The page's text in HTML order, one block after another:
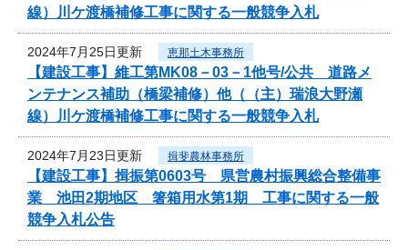
線）川ケ渡橋補修工事に関する一般競争入札
2024年7月25日更新 恵那土木事務所
【建設工事】維工第MK08－03－1他号/公共 道路メ
ンテナンス補助（橋梁補修）他（（主）瑞浪大野瀬
線）川ケ渡橋補修工事に関する一般競争入札
2024年7月23日更新 揖斐農林事務所
【建設工事】揖振第0603号 県営農村振興総合整備事
業 池田2期地区 箸箱用水第1期 工事に関する一般
競争入札公告